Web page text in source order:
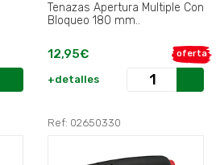
Tenazas Apertura Multiple Con
Bloqueo 180 mm..
oferta
12,95€
+detalles
Ref: 02650330